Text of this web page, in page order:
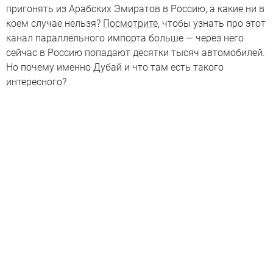
пригонять из Арабских Эмиратов в Россию, а какие ни в
коем случае нельзя? Посмотрите, чтобы узнать про этот
канал параллельного импорта больше — через него
сейчас в Россию попадают десятки тысяч автомобилей.
Но почему именно Дубай и что там есть такого
интересного?